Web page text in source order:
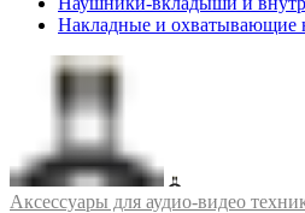
Накладные и охватывающие
Аксессуары для аудио-видео